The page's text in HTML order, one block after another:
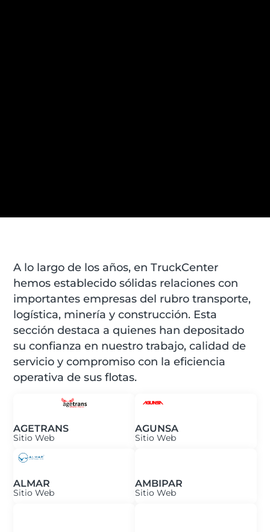
A lo largo de los años, en TruckCenter
hemos establecido sólidas relaciones con
importantes empresas del rubro transporte,
logística, minería y construcción. Esta
sección destaca a quienes han depositado
su confianza en nuestro trabajo, calidad de
servicio y compromiso con la eficiencia
operativa de sus flotas.
AGETRANS
Sitio Web
AGUNSA
Sitio Web
ALMAR
Sitio Web
AMBIPAR
Sitio Web